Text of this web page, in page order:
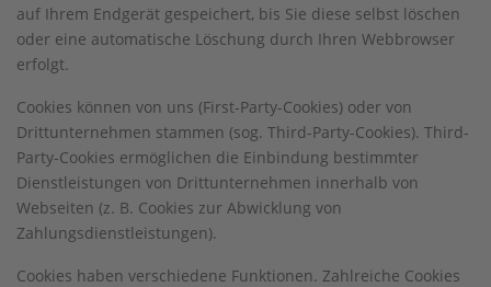
auf Ihrem Endgerät gespeichert, bis Sie diese selbst löschen
oder eine automatische Löschung durch Ihren Webbrowser
erfolgt.
Cookies können von uns (First-Party-Cookies) oder von
Drittunternehmen stammen (sog. Third-Party-Cookies). Third-
Party-Cookies ermöglichen die Einbindung bestimmter
Dienstleistungen von Drittunternehmen innerhalb von
Webseiten (z. B. Cookies zur Abwicklung von
Zahlungsdienstleistungen).
Cookies haben verschiedene Funktionen. Zahlreiche Cookies